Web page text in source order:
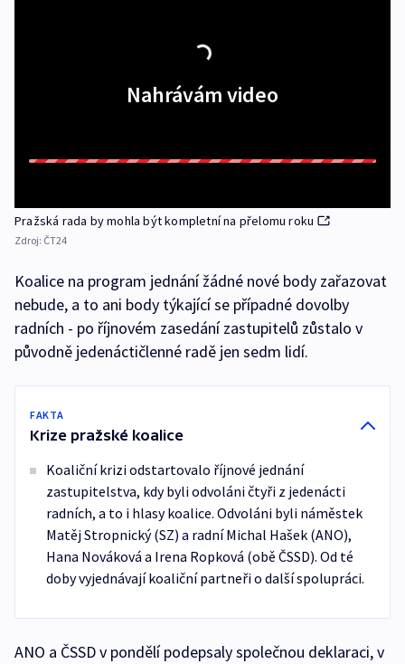
Nahrávám video
Pražská rada by mohla být kompletní na přelomu roku
Zdroj: ČT24
Koalice na program jednání žádné nové body zařazovat
nebude, a to ani body týkající se případné dovolby
radních - po říjnovém zasedání zastupitelů zůstalo v
původně jedenáctičlenné radě jen sedm lidí.
FAKTA
Krize pražské koalice
Koaliční krizi odstartovalo říjnové jednání
zastupitelstva, kdy byli odvoláni čtyři z jedenácti
radních, a to i hlasy koalice. Odvoláni byli náměstek
Matěj Stropnický (SZ) a radní Michal Hašek (ANO),
Hana Nováková a Irena Ropková (obě ČSSD). Od té
doby vyjednávají koaliční partneři o další spolupráci.
ANO a ČSSD v pondělí podepsaly společnou deklaraci, v